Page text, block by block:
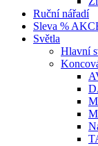
Ruční nářadí
Sleva %
Světla
Hlavní